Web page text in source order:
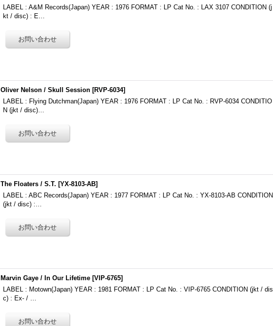
LABEL : A&M Records(Japan) YEAR : 1976 FORMAT : LP Cat No. : LAX 3107 CONDITION (j
kt / disc) : E…
Oliver Nelson / Skull Session [RVP-6034]
LABEL : Flying Dutchman(Japan) YEAR : 1976 FORMAT : LP Cat No. : RVP-6034 CONDITIO
N (jkt / disc)…
The Floaters / S.T. [YX-8103-AB]
LABEL : ABC Records(Japan) YEAR : 1977 FORMAT : LP Cat No. : YX-8103-AB CONDITION
(jkt / disc) :…
Marvin Gaye / In Our Lifetime [VIP-6765]
LABEL : Motown(Japan) YEAR : 1981 FORMAT : LP Cat No. : VIP-6765 CONDITION (jkt / dis
c) : Ex- / …